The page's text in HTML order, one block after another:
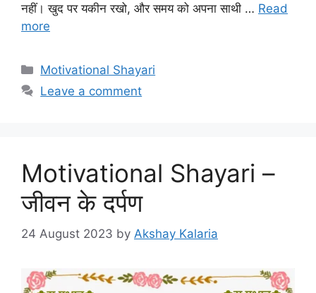
नहीं। खुद पर यकीन रखो, और समय को अपना साथी … Read
more
Categories
Motivational Shayari
Leave a comment
Motivational Shayari –
जीवन के दर्पण
24 August 2023 by Akshay Kalaria